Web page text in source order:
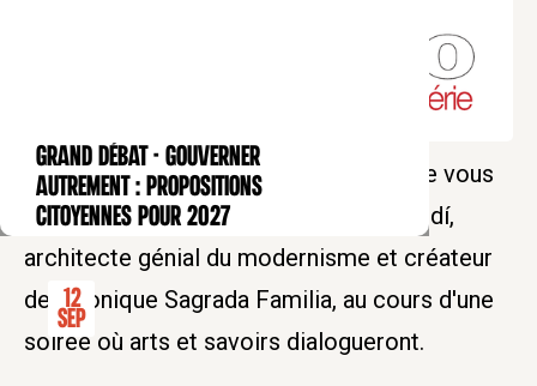
CONFÉRENCE
GRAND DÉBAT - Gouverner
autrement : propositions
citoyennes pour 2027
12
Sep
Les Bernardins et Le Figaro Hors-Série vous
proposent de (re)découvrir Antoni Gaudí,
architecte génial du modernisme et créateur
de l'iconique Sagrada Familia, au cours d'une
soirée où arts et savoirs dialogueront.